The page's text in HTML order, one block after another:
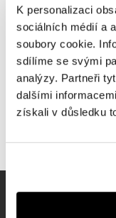
K personalizaci
sociálních médií a
soubory cookie.
sdílíme se svými
analýzy. Partneři
dalšími
získali v důsledku